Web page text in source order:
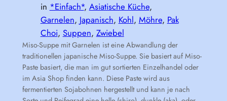
in *Einfach*, Asiatische Küche
Garnelen, Japanisch, Kohl, Möhre, Pak
Choi, Suppen, Zwiebel
Miso-Suppe mit Garnelen ist eine Abwandlung der
traditionellen japanische Miso-Suppe. Sie basiert auf Miso-
Paste basiert, die man im gut sortierten Einzelhandel oder
im Asia Shop finden kann. Diese Paste wird aus
fermentierten Sojabohnen hergestellt und kann je nach